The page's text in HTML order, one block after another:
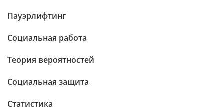
Пауэрлифтинг
Социальная работа
Теория вероятностей
Социальная защита
Статистика